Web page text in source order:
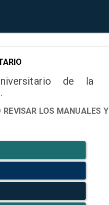
de la
LOS MANUALES Y